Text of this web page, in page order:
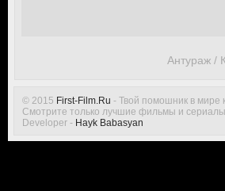
Антураж /
© 2015 First-Film.Ru - Твой помошник в мире
Смотрите только лучшие фильмы и
Developer - Hayk Babasyan